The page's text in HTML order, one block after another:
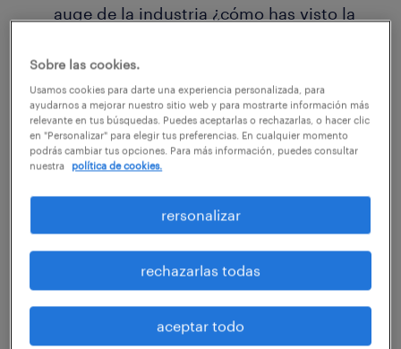
auge de la industria ¿cómo has visto la
hasta ahora?
El sector es totalmente cíclico.
Efectivamente en 2005 vivía un boom,
pero en 2009 y 2010 hubo una recesión y,
por lo tanto, enfrentamos un periodo
tener en cuenta que la industria es de
naturaleza cambiante y saber de
antemano que pasará por periodos
buenos y malos, no se puede desconocer
Sobre las cookies.
Usamos cookies para darte una experiencia personalizada, para
ayudarnos a mejorar nuestro sitio web y para mostrarte información más
relevante en tus búsquedas. Puedes aceptarlas o rechazarlas, o hacer clic
en "Personalizar" para elegir tus preferencias. En cualquier momento
podrás cambiar tus opciones. Para más información, puedes consultar
nuestra
política de cookies.
rersonalizar
rechazarlas todas
aceptar todo